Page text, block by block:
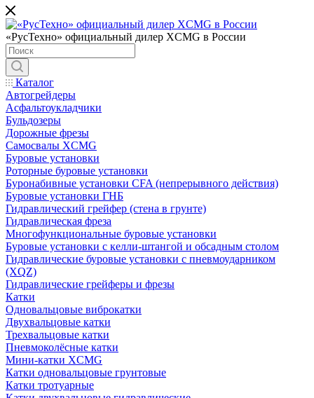
«РусТехно» официальный дилер XCMG в России
Каталог
Автогрейдеры
Асфальтоукладчики
Бульдозеры
Дорожные фрезы
Самосвалы XCMG
Буровые установки
Роторные буровые установки
Буронабивные установки CFA (непрерывного действия)
Буровые установки ГНБ
Гидравлический грейфер (стена в грунте)
Гидравлическая фреза
Многофункциональные буровые установки
Буровые установки с келли-штангой и обсадным столом
Гидравлические буровые установки с пневмоударником
(XQZ)
Гидравлические грейферы и фрезы
Катки
Одновальцовые виброкатки
Двухвальцовые катки
Трехвальцовые катки
Пневмоколёсные катки
Мини-катки XCMG
Катки одновальцовые грунтовые
Катки тротуарные